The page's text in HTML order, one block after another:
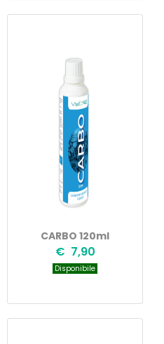
CARBO 120ml
€ 7,90
Disponibile